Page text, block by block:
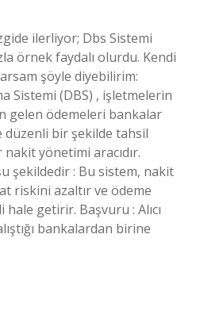
ilerliyor; Dbs Sistemi
örnek faydalı olurdu. Kendi
şöyle diyebilirim:
Sistemi (DBS) , işletmelerin
gelen ödemeleri bankalar
düzenli bir şekilde tahsil
yönetimi aracıdır.
şekildedir : Bu sistem, nakit
riskini azaltır ve ödeme
getirir. Başvuru : Alıcı
bankalardan birine